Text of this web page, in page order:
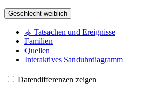
Geschlecht weiblich
⚶ Tatsachen und Ereignisse
Familien
Quellen
Interaktives Sanduhrdiagramm
Datendifferenzen zeigen